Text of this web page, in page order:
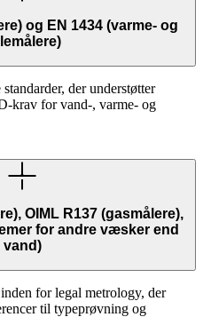
og EN 1434 (varme- og
der understøtter
krav for vand-, varme- og
OIML R137 (gasmålere),
for andre væsker end
vand)
for legal metrology, der
til typeprøvning og